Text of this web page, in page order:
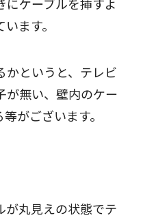
ます。
かというと、テレビ
が無い、壁内のケー
がございます。
が丸見えの状態でテ